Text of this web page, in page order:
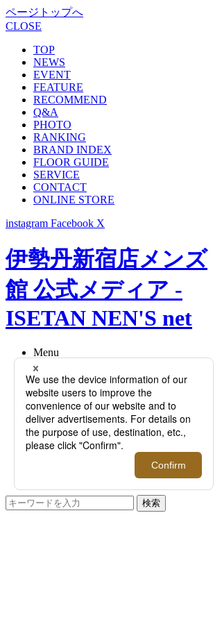
ページトップへ
CLOSE
TOP
NEWS
EVENT
FEATURE
RECOMMEND
Q&A
PHOTO
RANKING
BRAND INDEX
FLOOR GUIDE
SERVICE
CONTACT
ONLINE STORE
instagram Facebook X
伊勢丹新宿店メンズ
館 公式メディア -
ISETAN NEN'S net
Menu
NEWS
EVENT
FEATURE
RECOMMEND
Q&A
FLOOR
RANKING
検索